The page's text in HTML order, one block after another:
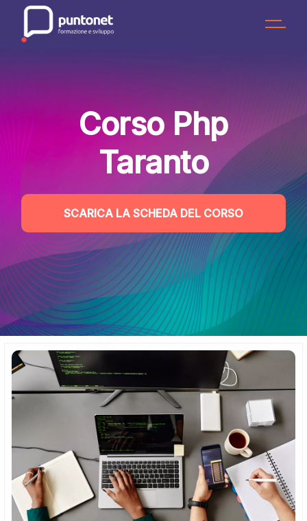
content
Corso Php
Taranto
SCARICA LA SCHEDA DEL CORSO